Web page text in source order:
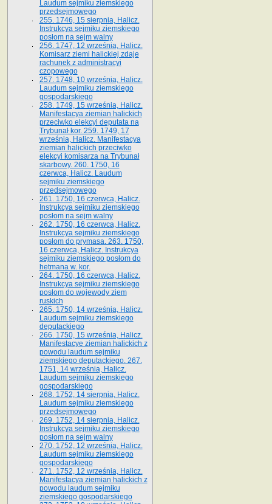
Laudum sejmiku ziemskiego
przedsejmowego
255. 1746, 15 sierpnia, Halicz.
Instrukcya sejmiku ziemskiego
posłom na sejm walny
256. 1747, 12 września, Halicz.
Komisarz ziemi halickiej zdaje
rachunek z administracyi
czopowego
257. 1748, 10 września, Halicz.
Laudum sejmiku ziemskiego
gospodarskiego
258. 1749, 15 września, Halicz.
Manifestacya ziemian halickich
przeciwko elekcyi deputata na
Trybunał kor. 259. 1749, 17
września, Halicz. Manifestacya
ziemian halickich przeciwko
elekcyi komisarza na Trybunał
skarbowy. 260. 1750, 16
czerwca, Halicz. Laudum
sejmiku ziemskiego
przedsejmowego
261. 1750, 16 czerwca, Halicz.
Instrukcya sejmiku ziemskiego
posłom na sejm walny
262. 1750, 16 czerwca, Halicz.
Instrukcya sejmiku ziemskiego
posłom do prymasa. 263. 1750,
16 czerwca, Halicz. Instrukcya
sejmiku ziemskiego posłom do
hetmana w. kor.
264. 1750, 16 czerwca, Halicz.
Instrukcya sejmiku ziemskiego
posłom do wojewody ziem
ruskich
265. 1750, 14 września, Halicz.
Laudum sejmiku ziemskiego
deputackiego
266. 1750, 15 września, Halicz.
Manifestacye ziemian halickich z
powodu laudum sejmiku
ziemskiego deputackiego. 267.
1751, 14 września, Halicz.
Laudum sejmiku ziemskiego
gospodarskiego
268. 1752, 14 sierpnia, Halicz.
Laudum sejmiku ziemskiego
przedsejmowego
269. 1752, 14 sierpnia, Halicz.
Instrukcya sejmiku ziemskiego
posłom na sejm walny
270. 1752, 12 września, Halicz.
Laudum sejmiku ziemskiego
gospodarskiego
271. 1752, 12 września, Halicz.
Manifestacya ziemian halickich z
powodu laudum sejmiku
ziemskiego gospodarskiego